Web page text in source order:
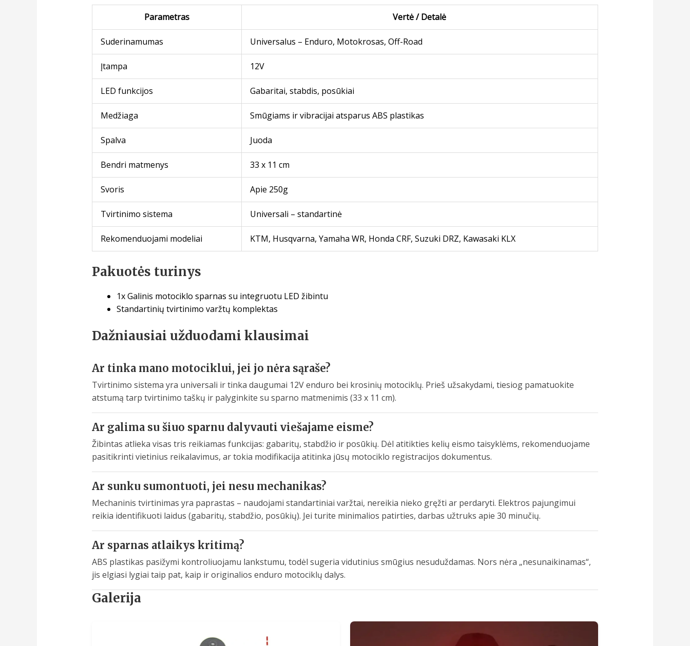
Parametras Vertė / Detalė
Suderinamumas Universalus – Enduro, Motokrosas, Off-Road
Įtampa 12V
LED funkcijos Gabaritai, stabdis, posūkiai
Medžiaga Smūgiams ir vibracijai atsparus ABS plastikas
Spalva Juoda
Bendri matmenys 33 x 11 cm
Svoris Apie 250g
Tvirtinimo sistema Universali – standartinė
Rekomenduojami modeliai KTM, Husqvarna, Yamaha WR, Honda CRF, Suzuki DRZ, Kawasaki KLX
Pakuotės turinys
1x Galinis motociklo sparnas su integruotu LED žibintu
Standartinių tvirtinimo varžtų komplektas
Dažniausiai užduodami klausimai
Ar tinka mano motociklui, jei jo nėra sąraše?
Tvirtinimo sistema yra universali ir tinka daugumai 12V enduro bei krosinių motociklų. Prieš užsakydami, tiesiog pamatuokite
atstumą tarp tvirtinimo taškų ir palyginkite su sparno matmenimis (33 x 11 cm).
Ar galima su šiuo sparnu dalyvauti viešajame eisme?
Žibintas atlieka visas tris reikiamas funkcijas: gabaritų, stabdžio ir posūkių. Dėl atitikties kelių eismo taisyklėms, rekomenduojame
pasitikrinti vietinius reikalavimus, ar tokia modifikacija atitinka jūsų motociklo registracijos dokumentus.
Ar sunku sumontuoti, jei nesu mechanikas?
Mechaninis tvirtinimas yra paprastas – naudojami standartiniai varžtai, nereikia nieko gręžti ar perdaryti. Elektros pajungimui
reikia identifikuoti laidus (gabaritų, stabdžio, posūkių). Jei turite minimalios patirties, darbas užtruks apie 30 minučių.
Ar sparnas atlaikys kritimą?
ABS plastikas pasižymi kontroliuojamu lankstumu, todėl sugeria vidutinius smūgius nesuduždamas. Nors nėra „nesunaikinamas“,
jis elgiasi lygiai taip pat, kaip ir originalios enduro motociklų dalys.
Galerija